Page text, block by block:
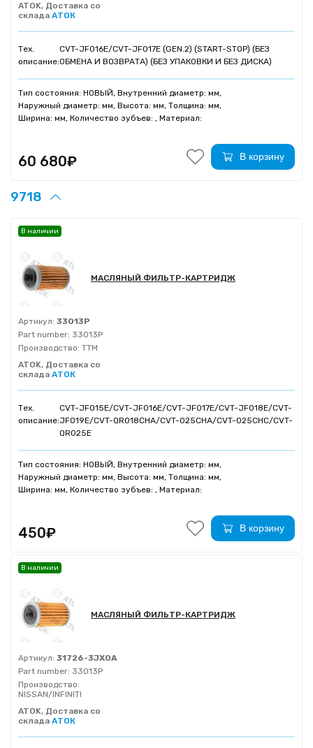
ATOK, Доставка со
склада АТОК
Тех.
описание:
CVT-JF016E/CVT-JF017E (GEN.2) (START-STOP) (БЕЗ
ОБМЕНА И ВОЗВРАТА) (БЕЗ УПАКОВКИ И БЕЗ ДИСКА)
Тип состояния: НОВЫЙ, Внутренний диаметр: мм,
Наружный диаметр: мм, Высота: мм, Толщина: мм,
Ширина: мм, Количество зубъев: , Материал:
60 680₽ В корзину
9718
МАСЛЯНЫЙ ФИЛЬТР-КАРТРИДЖ
Артикул: 33013P
Part number: 33013P
Производство: TTM
ATOK, Доставка со
склада АТОК
Тех.
описание:
CVT-JF015E/CVT-JF016E/CVT-JF017E/CVT-JF018E/CVT-
JF019E/CVT-QR018CHA/CVT-025CHA/CVT-025CHC/CVT-
QR025E
Тип состояния: НОВЫЙ, Внутренний диаметр: мм,
Наружный диаметр: мм, Высота: мм, Толщина: мм,
Ширина: мм, Количество зубъев: , Материал:
В наличии
450₽ В корзину
МАСЛЯНЫЙ ФИЛЬТР-КАРТРИДЖ
Артикул: 31726-3JX0A
Part number: 33013P
Производство:
NISSAN/INFINITI
ATOK, Доставка со
склада АТОК
В наличии